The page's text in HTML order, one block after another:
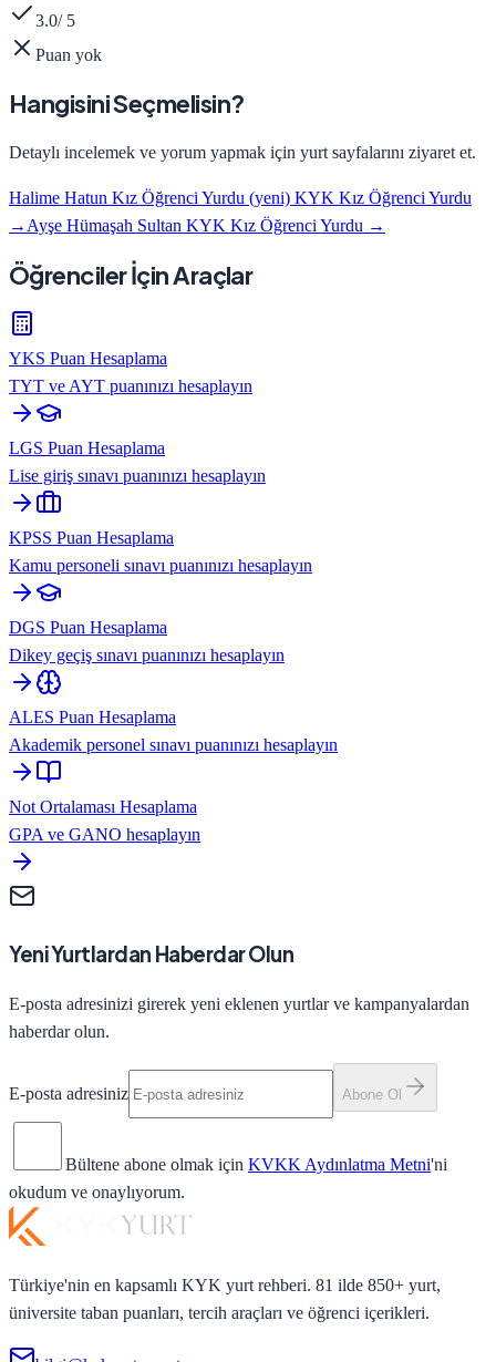
3.0/ 5
Puan yok
Hangisini Seçmelisin?
Detaylı incelemek ve yorum yapmak için yurt sayfalarını ziyaret et.
Halime Hatun Kız Öğrenci Yurdu (yeni) KYK Kız Öğrenci Yurdu
→Ayşe Hümaşah Sultan KYK Kız Öğrenci Yurdu →
Öğrenciler İçin Araçlar
YKS Puan Hesaplama
TYT ve AYT puanınızı hesaplayın
LGS Puan Hesaplama
Lise giriş sınavı puanınızı hesaplayın
KPSS Puan Hesaplama
Kamu personeli sınavı puanınızı hesaplayın
DGS Puan Hesaplama
Dikey geçiş sınavı puanınızı hesaplayın
ALES Puan Hesaplama
Akademik personel sınavı puanınızı hesaplayın
Not Ortalaması Hesaplama
GPA ve GANO hesaplayın
Yeni Yurtlardan Haberdar Olun
E-posta adresinizi girerek yeni eklenen yurtlar ve kampanyalardan
haberdar olun.
E-posta adresiniz Abone Ol
Bültene abone olmak için KVKK Aydınlatma Metni'ni
okudum ve onaylıyorum.
Türkiye'nin en kapsamlı KYK yurt rehberi. 81 ilde 850+ yurt,
üniversite taban puanları, tercih araçları ve öğrenci içerikleri.